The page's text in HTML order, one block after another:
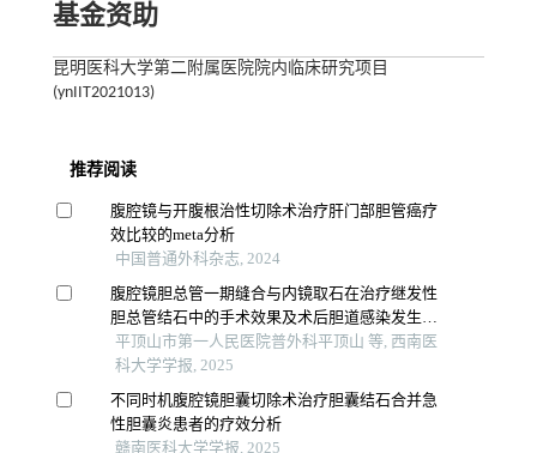
基金资助
昆明医科大学第二附属医院院内临床研究项目
(ynIIT2021013)